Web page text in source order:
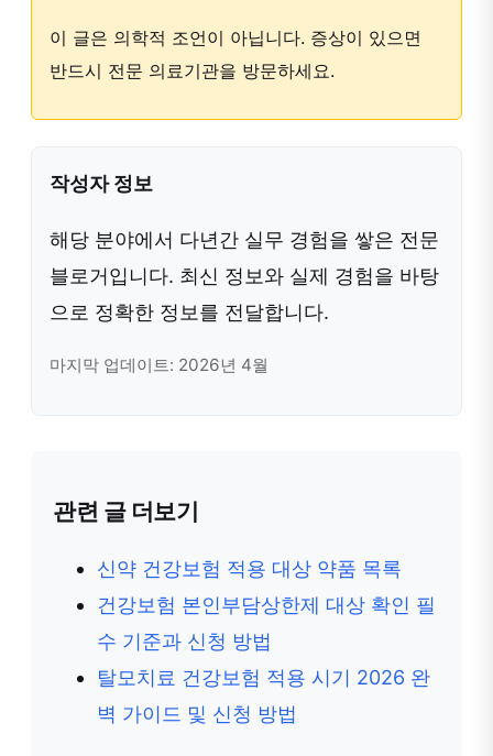
이 글은 의학적 조언이 아닙니다. 증상이 있으면
반드시 전문 의료기관을 방문하세요.
작성자 정보
해당 분야에서 다년간 실무 경험을 쌓은 전문
블로거입니다. 최신 정보와 실제 경험을 바탕
으로 정확한 정보를 전달합니다.
마지막 업데이트: 2026년 4월
관련 글 더보기
신약 건강보험 적용 대상 약품 목록
건강보험 본인부담상한제 대상 확인 필
수 기준과 신청 방법
탈모치료 건강보험 적용 시기 2026 완
벽 가이드 및 신청 방법